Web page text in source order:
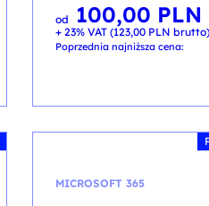
od
Pierwotna
cena
wynosiła:
190,00 PLN.
100,00 PLN
Aktualna
cena
wynosi:
100,00 PLN.
+ 23% VAT (123,00 PLN brutto)
Poprzednia najniższa cena:
MICROSOFT 365